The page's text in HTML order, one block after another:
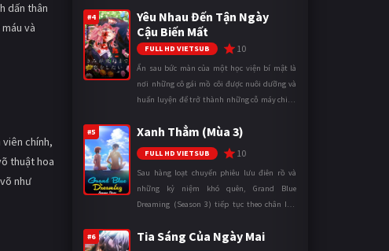
dấn thân
và
chính,
thuật hoa
như
loại đến bờ vực diệ ...
#4
Yêu Nhau Đến Tận Ngày
Cậu Biến Mất
FULL HD VIETSUB 10
Ẩn sau bức màn của một học viện bí mật là
nơi những cô gái mồ côi được nuôi dưỡng và
huấn luyện để trở thành những cỗ máy chiến
được xem là điều hiển nh ...
#5 Xanh Thẳm (Mùa 3)
FULL HD VIETSUB 10
Sau hàng loạt chuyến phiêu lưu điên rồ và
những kỷ niệm khó quên, Grand Blue
Dreaming (Season 3) tiếp tục theo chân Iori
trong những ngày tháng đại học đ ...
#6 Tia Sáng Của Ngày Mai